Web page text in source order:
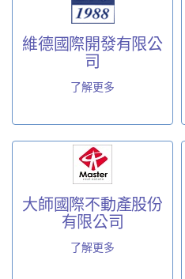
維德國際開發有限公
司
了解更多
大師國際不動產股份
有限公司
了解更多